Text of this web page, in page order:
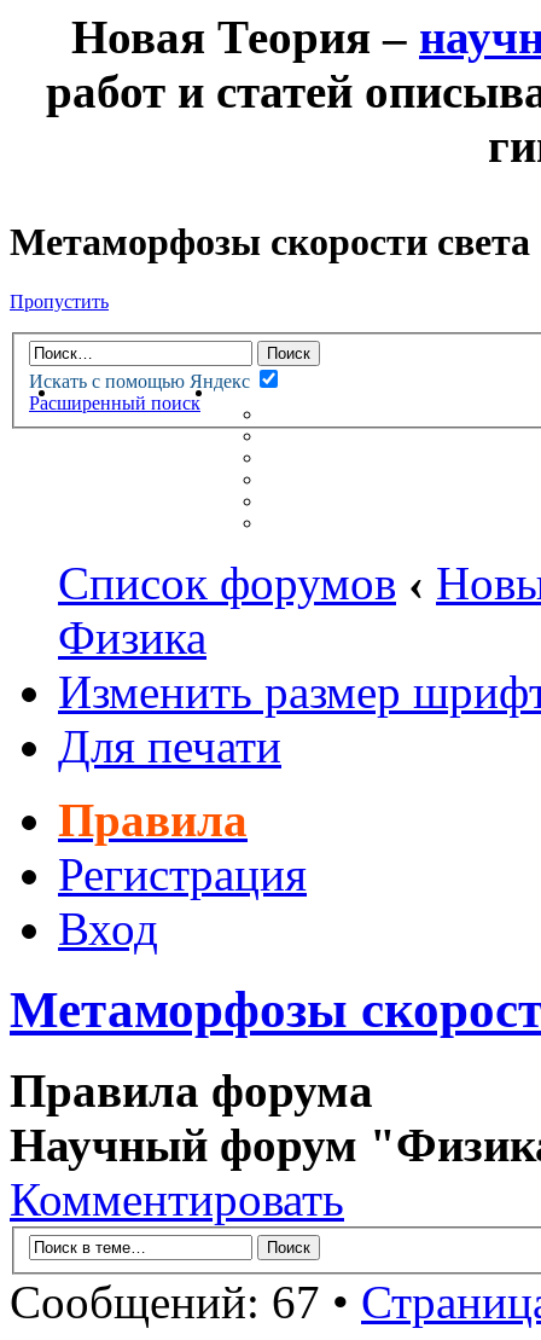
Новая Теория –
работ и статей
Метаморфозы скорости света
Пропустить
Искать с помощью Яндекс
Расширенный поиск
НОВАЯ ТЕОРИЯФОРУМ
НЕПРОЧИТАННЫЕ
Список форумов ‹
Физика
Изменить размер
Для печати
Правила
Регистрация
Вход
Метаморфозы
Правила форума
Научный форум
Комментировать
Сообщений: 67 •